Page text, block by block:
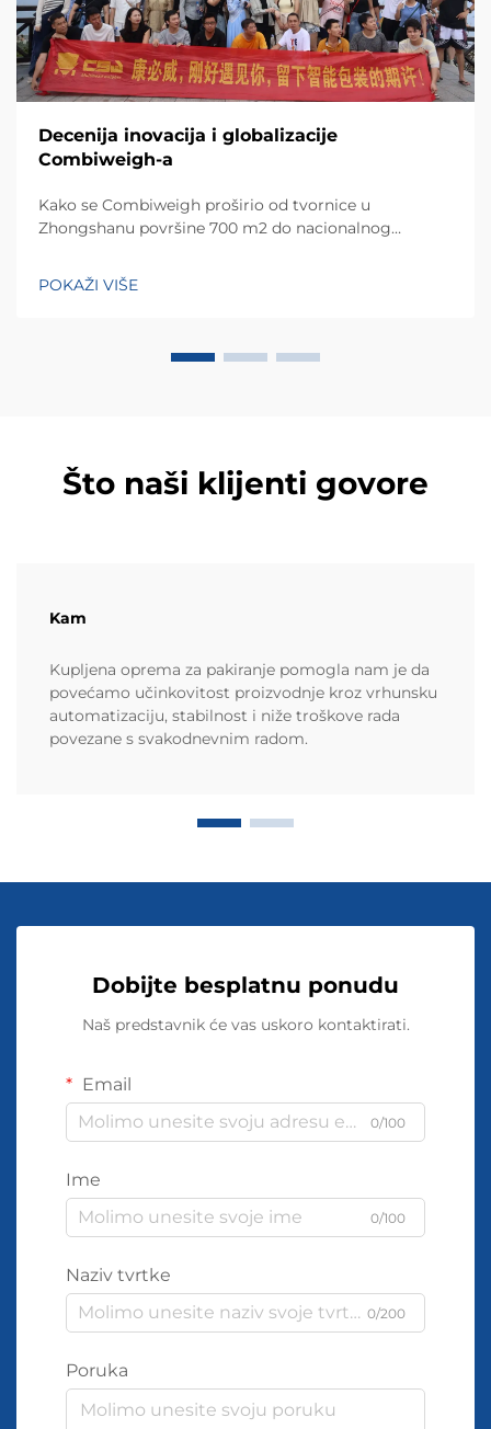
Decenija inovacija i globalizacije
Combiweigh-a
Kako se Combiweigh proširio od tvornice u
Zhongshanu površine 700 m2 do nacionalnog
zemalja. Otkrijte njihova inteligentna rješenja za
tehtanjezažali globalnu konsultaciju OEM/ODM-a još
POKAŽI VIŠE
Što naši klijenti govore
Kam
Kupljena oprema za pakiranje pomogla nam je da
povećamo učinkovitost proizvodnje kroz vrhunsku
automatizaciju, stabilnost i niže troškove rada
povezane s svakodnevnim radom.
Dobijte besplatnu ponudu
Naš predstavnik će vas uskoro kontaktirati.
Email
0/100
Ime
0/100
Naziv tvrtke
0/200
Poruka